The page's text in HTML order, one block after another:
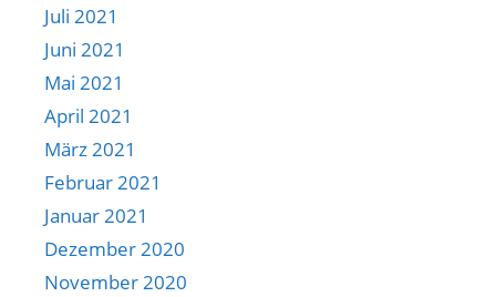
Juli 2021
Juni 2021
Mai 2021
April 2021
März 2021
Februar 2021
Januar 2021
Dezember 2020
November 2020